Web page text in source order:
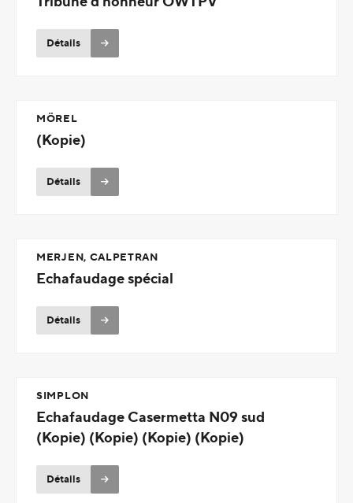
Détails
MÖREL
(Kopie)
Détails
MERJEN, CALPETRAN
Echafaudage spécial
Détails
SIMPLON
Echafaudage Casermetta N09 sud
(Kopie) (Kopie) (Kopie) (Kopie)
Détails